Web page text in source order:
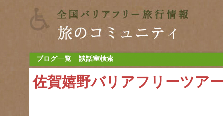
ブログ一覧 談話室検索
佐賀嬉野バリアフリーツア